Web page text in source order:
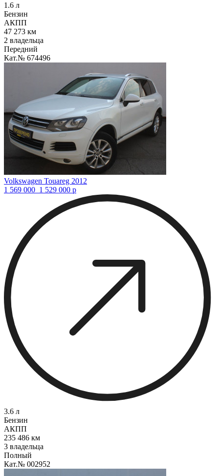
1.6 л
Бензин
АКПП
47 273 км
2 владельца
Передний
Кат.№ 674496
Volkswagen Touareg 2012
1 569 000 1 529 000 р
3.6 л
Бензин
АКПП
235 486 км
3 владельца
Полный
Кат.№ 002952